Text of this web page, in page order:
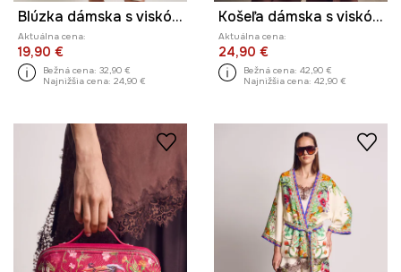
Blúzka dámska s viskózou z kolekcie Kit Mizeres x Medicine
Aktuálna cena:
19,90 €
Bežná cena: 32,90 €
Najnižšia cena: 24,90 €
Košeľa dámska s viskózou z kolekcie Kit Mizeres x Medicine
Aktuálna cena:
24,90 €
Bežná cena: 42,90 €
Najnižšia cena: 42,90 €